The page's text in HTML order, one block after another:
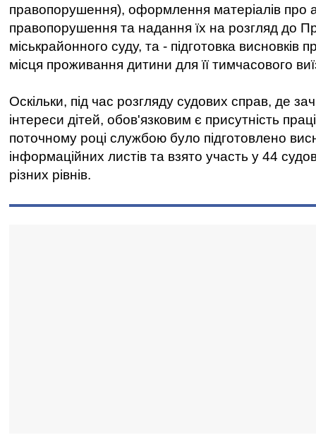
правопорушення), оформлення матеріалів про
правопорушення та надання їх на розгляд до
міськрайонного суду, та - підготовка висновків
місця проживання дитини для її тимчасового
Оскільки, під час розгляду судових справ, де
інтереси дітей, обов'язковим є присутність
поточному році службою було підготовлено
інформаційних листів та взято участь у 44
різних рівнів.